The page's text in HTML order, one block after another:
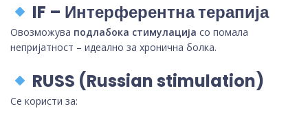
IF – Интерферентна терапија
Овозможува подлабока стимулација со помала
непријатност – идеално за хронична болка.
RUSS (Russian stimulation)
Се користи за: